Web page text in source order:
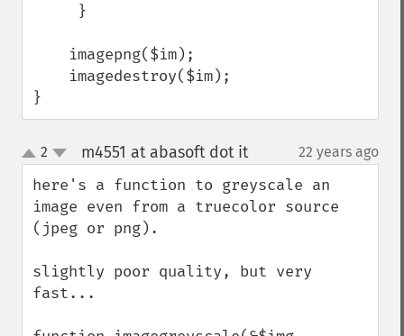
}
up
down
2 m4551 at abasoft dot it¶ 22 years ago
here's a function to greyscale an
image even from a truecolor source
(jpeg or png).
slightly poor quality, but very
fast...